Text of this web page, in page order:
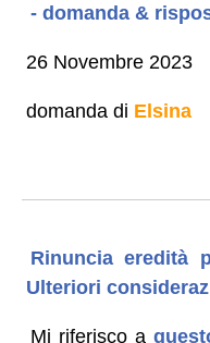
- domanda &
26 Novembre 2023
domanda di Elsina
Rinuncia eredità
Ulteriori
Mi riferisco a